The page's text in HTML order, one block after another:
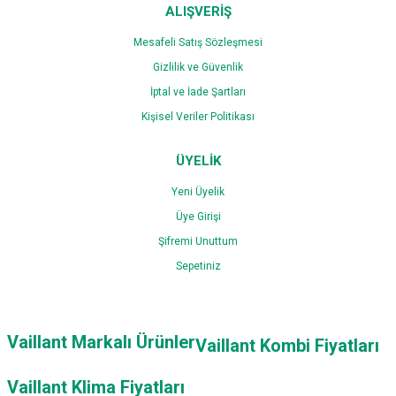
ALIŞVERİŞ
Mesafeli Satış Sözleşmesi
Gizlilik ve Güvenlik
İptal ve İade Şartları
Kişisel Veriler Politikası
ÜYELİK
Yeni Üyelik
Üye Girişi
Şifremi Unuttum
Sepetiniz
Vaillant Markalı ÜrünlerVaillant Kombi Fiyatları
Vaillant Klima Fiyatları